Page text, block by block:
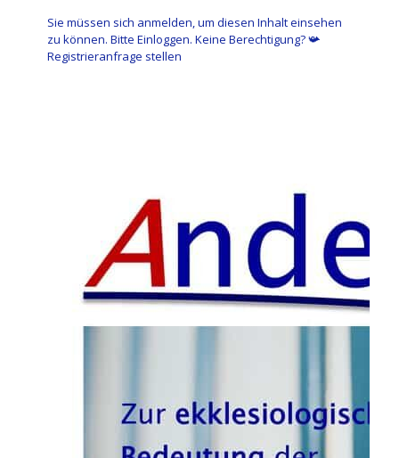
Sie müssen sich anmelden, um diesen Inhalt einsehen
zu können. Bitte Einloggen. Keine Berechtigung? 📯
Registrieranfrage stellen